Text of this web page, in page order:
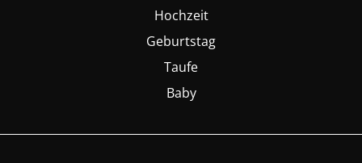
Hochzeit
Geburtstag
Taufe
Baby